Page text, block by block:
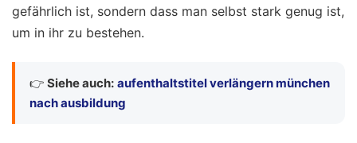
gefährlich ist, sondern dass man selbst stark genug ist,
um in ihr zu bestehen.
👉 Siehe auch: aufenthaltstitel verlängern münchen
nach ausbildung